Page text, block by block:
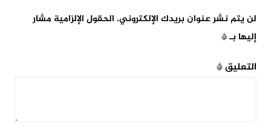
لن يتم نشر عنوان بريدك الإلكتروني. الحقول الإلزامية مشار
إليها بـ*
التعليق*